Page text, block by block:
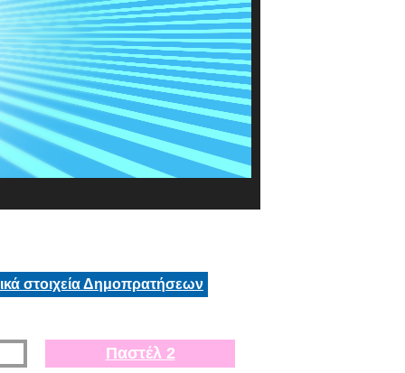
στοιχεία Δημοπρατήσεων
Παστέλ 2